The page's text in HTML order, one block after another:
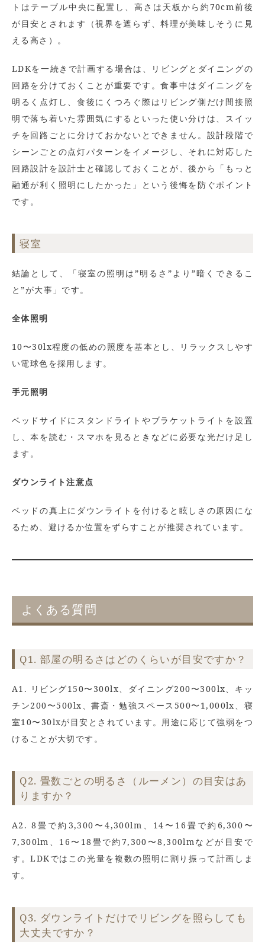
トはテーブル中央に配置し、高さは天板から約70cm前後
が目安とされます（視界を遮らず、料理が美味しそうに見
える高さ）。
LDKを一続きで計画する場合は、リビングとダイニングの
回路を分けておくことが重要です。食事中はダイニングを
明るく点灯し、食後にくつろぐ際はリビング側だけ間接照
明で落ち着いた雰囲気にするといった使い分けは、スイッ
チを回路ごとに分けておかないとできません。設計段階で
シーンごとの点灯パターンをイメージし、それに対応した
回路設計を設計士と確認しておくことが、後から「もっと
融通が利く照明にしたかった」という後悔を防ぐポイント
です。
寝室
結論として、「寝室の照明は”明るさ”より”暗くできるこ
と”が大事」です。
全体照明
10〜30lx程度の低めの照度を基本とし、リラックスしやす
い電球色を採用します。
手元照明
ベッドサイドにスタンドライトやブラケットライトを設置
し、本を読む・スマホを見るときなどに必要な光だけ足し
ます。
ダウンライト注意点
ベッドの真上にダウンライトを付けると眩しさの原因にな
るため、避けるか位置をずらすことが推奨されています。
よくある質問
Q1. 部屋の明るさはどのくらいが目安ですか？
A1. リビング150〜300lx、ダイニング200〜300lx、キッ
チン200〜500lx、書斎・勉強スペース500〜1,000lx、寝
室10〜30lxが目安とされています。用途に応じて強弱をつ
けることが大切です。
Q2. 畳数ごとの明るさ（ルーメン）の目安はあ
りますか？
A2. 8畳で約3,300〜4,300lm、14〜16畳で約6,300〜
7,300lm、16〜18畳で約7,300〜8,300lmなどが目安で
す。LDKではこの光量を複数の照明に割り振って計画しま
す。
Q3. ダウンライトだけでリビングを照らしても
大丈夫ですか？